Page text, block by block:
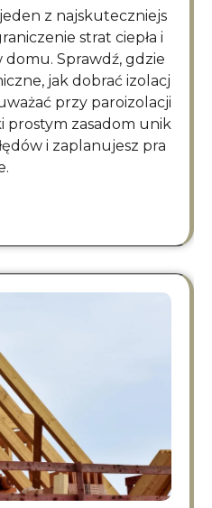
strat ciepła i
Sprawdź, gdzie
jak dobrać izolacj
przy paroizolacji
prostym zasadom unik
i zaplanujesz pra